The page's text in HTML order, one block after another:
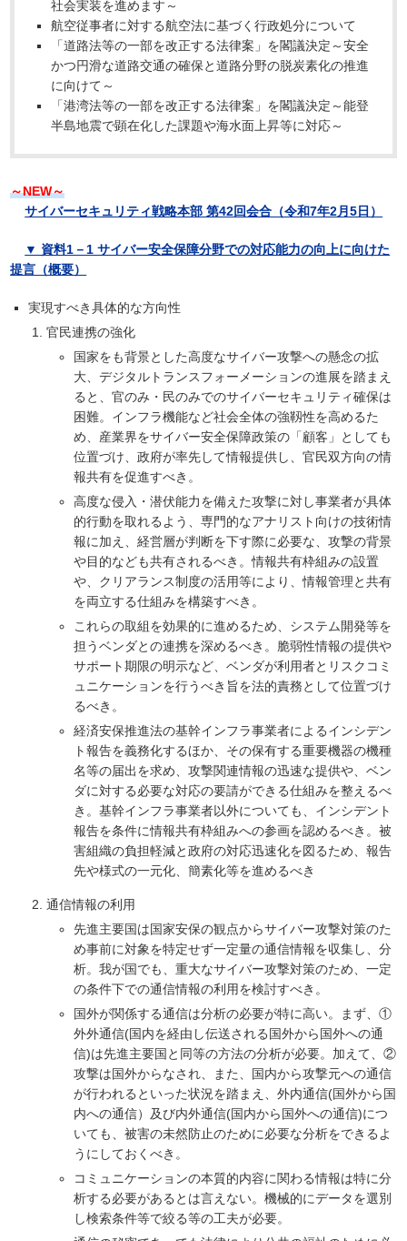
社会実装を進めます～
航空従事者に対する航空法に基づく行政処分について
「道路法等の一部を改正する法律案」を閣議決定～安全
かつ円滑な道路交通の確保と道路分野の脱炭素化の推進
に向けて～
「港湾法等の一部を改正する法律案」を閣議決定～能登
半島地震で顕在化した課題や海水面上昇等に対応～
～NEW～
サイバーセキュリティ戦略本部 第42回会合（令和7年2月5日）
▼ 資料1－1 サイバー安全保障分野での対応能力の向上に向けた
提言（概要）
実現すべき具体的な方向性
官民連携の強化
国家をも背景とした高度なサイバー攻撃への懸念の拡
大、デジタルトランスフォーメーションの進展を踏まえ
ると、官のみ・民のみでのサイバーセキュリティ確保は
困難。インフラ機能など社会全体の強靱性を高めるた
め、産業界をサイバー安全保障政策の「顧客」としても
位置づけ、政府が率先して情報提供し、官民双方向の情
報共有を促進すべき。
高度な侵入・潜伏能力を備えた攻撃に対し事業者が具体
的行動を取れるよう、専門的なアナリスト向けの技術情
報に加え、経営層が判断を下す際に必要な、攻撃の背景
や目的なども共有されるべき。情報共有枠組みの設置
や、クリアランス制度の活用等により、情報管理と共有
を両立する仕組みを構築すべき。
これらの取組を効果的に進めるため、システム開発等を
担うベンダとの連携を深めるべき。脆弱性情報の提供や
サポート期限の明示など、ベンダが利用者とリスクコミ
ュニケーションを行うべき旨を法的責務として位置づけ
るべき。
経済安保推進法の基幹インフラ事業者によるインシデン
ト報告を義務化するほか、その保有する重要機器の機種
名等の届出を求め、攻撃関連情報の迅速な提供や、ベン
ダに対する必要な対応の要請ができる仕組みを整えるべ
き。基幹インフラ事業者以外についても、インシデント
報告を条件に情報共有枠組みへの参画を認めるべき。被
害組織の負担軽減と政府の対応迅速化を図るため、報告
先や様式の一元化、簡素化等を進めるべき
通信情報の利用
先進主要国は国家安保の観点からサイバー攻撃対策のた
め事前に対象を特定せず一定量の通信情報を収集し、分
析。我が国でも、重大なサイバー攻撃対策のため、一定
の条件下での通信情報の利用を検討すべき。
国外が関係する通信は分析の必要が特に高い。まず、①
外外通信(国内を経由し伝送される国外から国外への通
信)は先進主要国と同等の方法の分析が必要。加えて、②
攻撃は国外からなされ、また、国内から攻撃元への通信
が行われるといった状況を踏まえ、外内通信(国外から国
内への通信）及び内外通信(国内から国外への通信)につ
いても、被害の未然防止のために必要な分析をできるよ
うにしておくべき。
コミュニケーションの本質的内容に関わる情報は特に分
析する必要があるとは言えない。機械的にデータを選別
し検索条件等で絞る等の工夫が必要。